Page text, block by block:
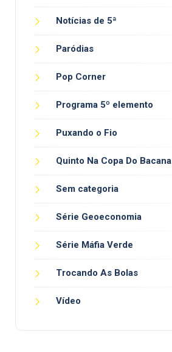
Notícias de 5ª
Paródias
Pop Corner
Programa 5º elemento
Puxando o Fio
Quinto Na Copa Do Bacana
Sem categoria
Série Geoeconomia
Série Máfia Verde
Trocando As Bolas
Vídeo